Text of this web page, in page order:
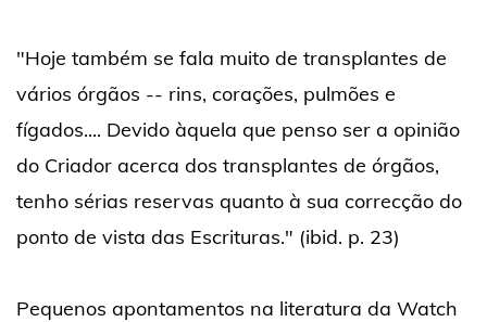
"Hoje também se fala muito de transplantes de
vários órgãos -- rins, corações, pulmões e
fígados.... Devido àquela que penso ser a opinião
do Criador acerca dos transplantes de órgãos,
tenho sérias reservas quanto à sua correcção do
ponto de vista das Escrituras." (ibid. p. 23)
Pequenos apontamentos na literatura da Watch